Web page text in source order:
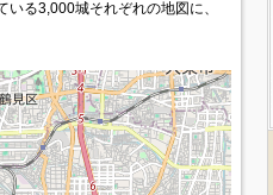
る3,000城それぞれの地図に、